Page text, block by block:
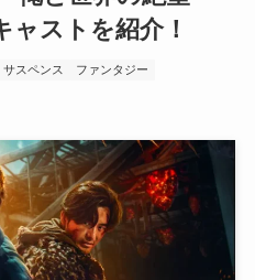
ャストを紹介！
サスペンス ファンタジー